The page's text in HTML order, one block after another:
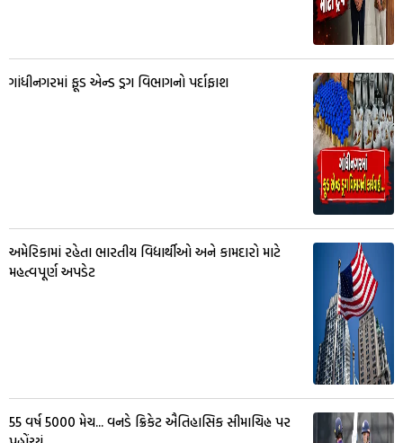
ગાંધીનગરમાં ફૂડ એન્ડ ડ્રગ વિભાગનો પર્દાફાશ
અમેરિકામાં રહેતા ભારતીય વિદ્યાર્થીઓ અને કામદારો માટે
મહત્વપૂર્ણ અપડેટ
55 વર્ષ 5000 મેચ... વનડે ક્રિકેટ ઐતિહાસિક સીમાચિહ્ન પર